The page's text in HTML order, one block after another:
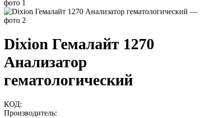
Dixion Гемалайт 1270
Анализатор
гематологический
КОД:
Производитель: